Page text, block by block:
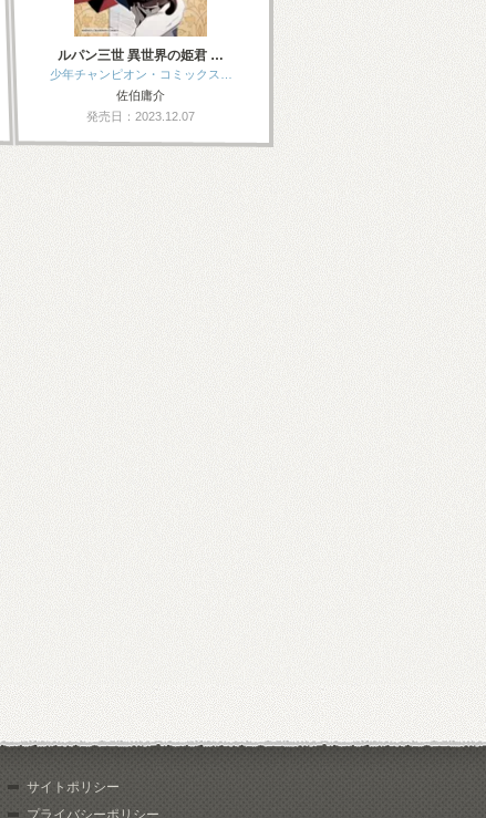
ルパン三世 異世界の姫君 …
少年チャンピオン・コミックス…
佐伯庸介
発売日：2023.12.07
サイトポリシー
プライバシーポリシー